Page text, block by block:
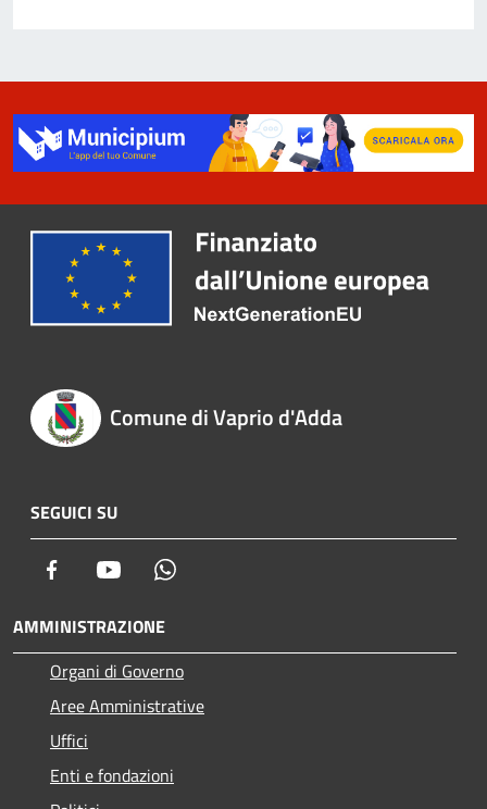
Comune di Vaprio d'Adda
SEGUICI SU
Facebook Youtube
AMMINISTRAZIONE
Organi di Governo
Aree Amministrative
Uffici
Enti e fondazioni